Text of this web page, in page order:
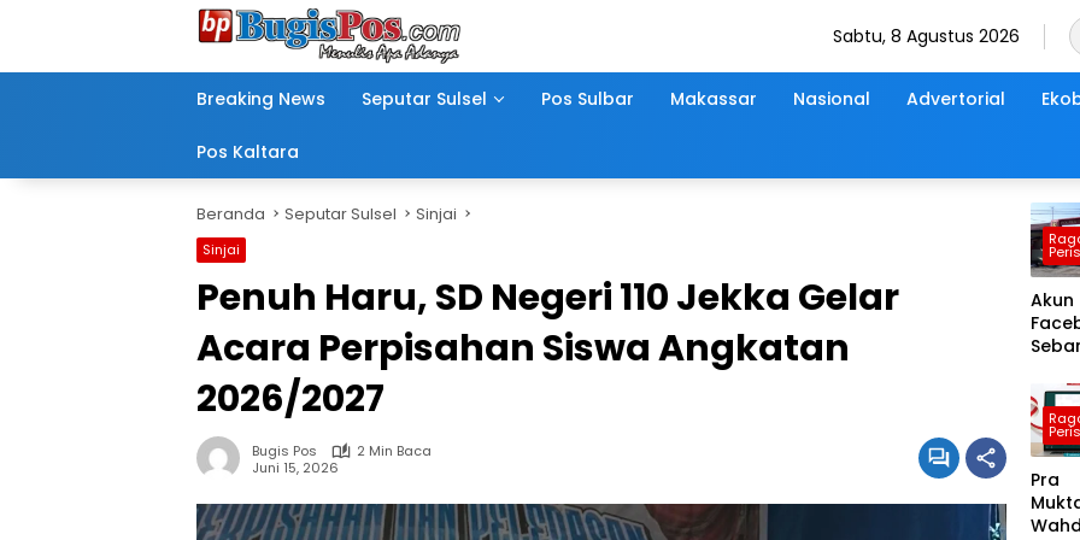
Sabtu, 8 Agustus 2026
Breaking News Seputar Sulsel Pos Sulbar Makassar Nasional Advertorial
Pos Kaltara
Beranda Seputar Sulsel Sinjai
Sinjai
Penuh Haru, SD Negeri 110 Jekka Gelar
Acara Perpisahan Siswa Angkatan
2026/2027
Bugis Pos
2 Min Baca
Juni 15, 2026
Akun
Polres
Pra